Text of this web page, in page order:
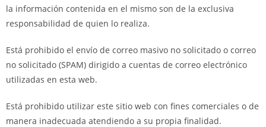
la información contenida en el mismo son de la exclusiva
responsabilidad de quien lo realiza.
Está prohibido el envío de correo masivo no solicitado o correo
no solicitado (SPAM) dirigido a cuentas de correo electrónico
utilizadas en esta web.
Está prohibido utilizar este sitio web con fines comerciales o de
manera inadecuada atendiendo a su propia finalidad.